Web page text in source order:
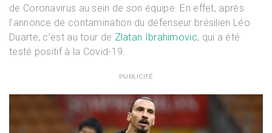
de Coronavirus au sein de son équipe. En effet, après
l’annonce de contamination du défenseur brésilien Léo
Duarte, c’est au tour de Zlatan Ibrahimovic, qui a été
testé positif à la Covid-19.
PUBLICITÉ